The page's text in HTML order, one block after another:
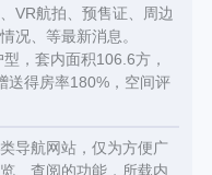
VR航拍、预售证、周边
况、等最新消息。
，套内面积106.6方，
送得房率180%，空间评
导航网站，仅为方便广
、查阅的功能，所载内